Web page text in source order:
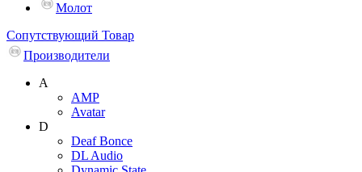
Молот
Сопутствующий Товар
Производители
A
AMP
Avatar
D
Deaf Bonce
DL Audio